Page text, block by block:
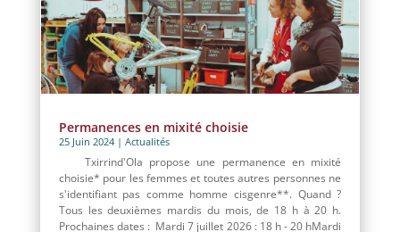
Permanences en mixité choisie
25 Juin 2024| Actualités
Txirrind'Ola propose une permanence en mixité
choisie* pour les femmes et toutes autres personnes ne
s'identifiant pas comme homme cisgenre**. Quand ?
Tous les deuxièmes mardis du mois, de 18 h à 20 h.
Prochaines dates : Mardi 7 juillet 2026 : 18 h - 20 hMardi